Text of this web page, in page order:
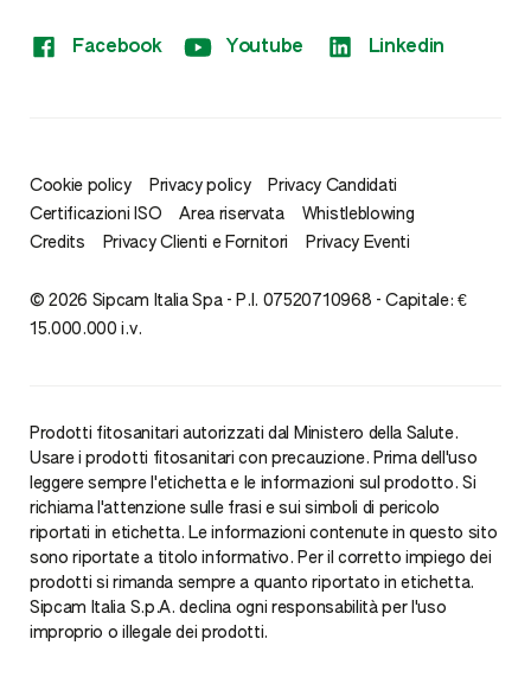
Facebook Youtube Linkedin
© 2026 Sipcam Italia Spa - P.I. 07520710968 - Capitale: €
15.000.000 i.v.
Cookie policy Privacy policy
Privacy Candidati
Certificazioni ISO
Area riservata
Whistleblowing
Credits
Privacy Clienti e Fornitori Privacy Eventi
Prodotti fitosanitari autorizzati dal Ministero della Salute.
Usare i prodotti fitosanitari con precauzione. Prima dell'uso
leggere sempre l'etichetta e le informazioni sul prodotto. Si
richiama l'attenzione sulle frasi e sui simboli di pericolo
riportati in etichetta. Le informazioni contenute in questo sito
sono riportate a titolo informativo. Per il corretto impiego dei
prodotti si rimanda sempre a quanto riportato in etichetta.
Sipcam Italia S.p.A. declina ogni responsabilità per l'uso
improprio o illegale dei prodotti.